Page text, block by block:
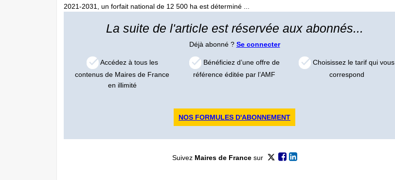
2021-2031, un forfait national de 12 500 ha est déterminé ...
La suite de l'article est réservée aux abonnés...
Déjà abonné ? Se connecter
Accédez à tous les
contenus de Maires de France
en illimité
Bénéficiez d’une offre de
référence éditée par l’AMF
Choisissez le tarif qui vous
correspond
NOS FORMULES D'ABONNEMENT
Suivez Maires de Francesur